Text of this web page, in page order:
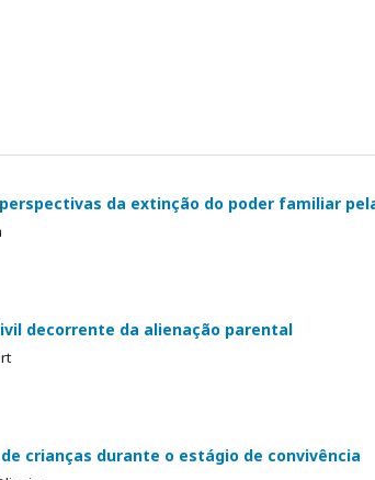
da extinção do poder familiar
decorrente da alienação parental
crianças durante o estágio de convivência